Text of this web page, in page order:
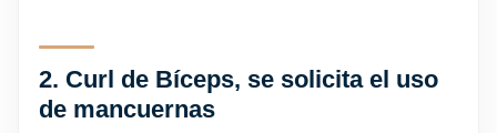
2. Curl de Bíceps, se solicita el uso
de mancuernas